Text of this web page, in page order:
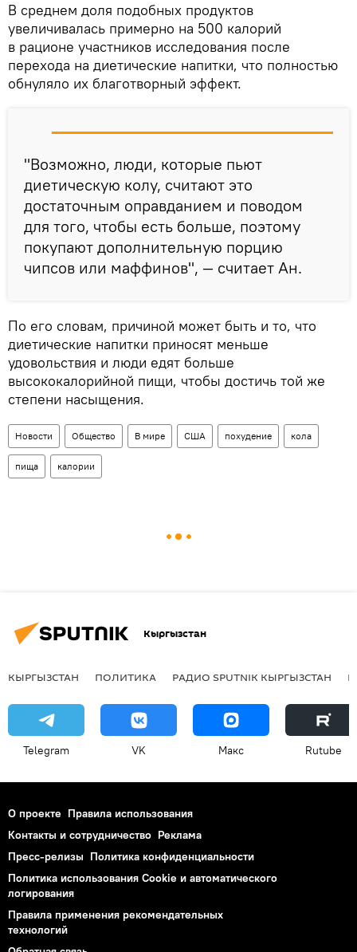
В среднем доля подобных продуктов
увеличивалась примерно на 500 калорий
в рационе участников исследования после
перехода на диетические напитки, что полностью
обнуляло их благотворный эффект.
"Возможно, люди, которые пьют
диетическую колу, считают это
достаточным оправданием и поводом
для того, чтобы есть больше, поэтому
покупают дополнительную порцию
чипсов или маффинов", — считает Ан.
По его словам, причиной может быть и то, что
диетические напитки приносят меньше
удовольствия и люди едят больше
высококалорийной пищи, чтобы достичь той же
степени насыщения.
Новости Общество В мире США похудение кола
пища калории
Кыргызстан
КЫРГЫЗСТАН ПОЛИТИКА РАДИО SPUTNIK КЫРГЫЗСТАН
Telegram VK Макс Rutube
О проекте Правила использования
Контакты и сотрудничество Реклама
Пресс-релизы Политика конфиденциальности
Политика использования Cookie и автоматического
логирования
Правила применения рекомендательных
технологий